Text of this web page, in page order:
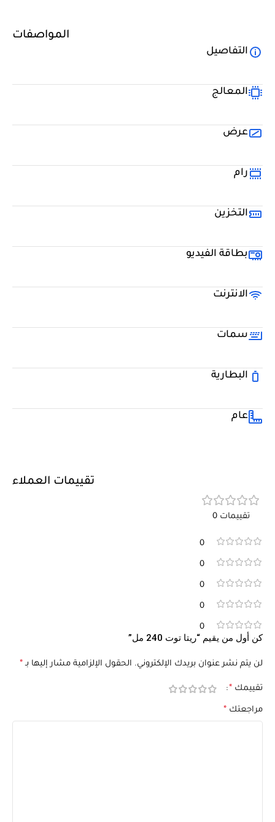
المواصفات
التفاصيل
المعالج
عرض
رام
التخزين
بطاقة الفيديو
الانترنت
سمات
البطارية
عام
تقييمات العملاء
تقييمات 0
0
0
0
0
0
كن أول من يقيم “ريتا توت 240 مل”
لن يتم نشر عنوان بريدك الإلكتروني. الحقول الإلزامية مشار إليها بـ *
تقييمك *
مراجعتك *